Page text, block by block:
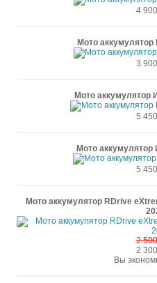
4
Мото аккумулятор
3
Мото аккумулятор
5
Мото аккумулятор
5
Мото аккумулятор RDrive
2
2
Вы